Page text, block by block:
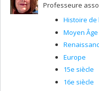
Professeure
Histoire de
Moyen Âge
Europe
15e siècle
16e siècle